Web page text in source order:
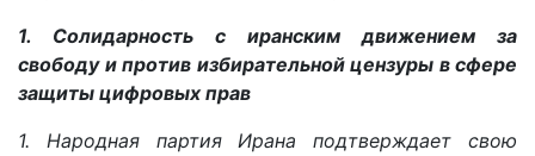
1. Солидарность с иранским движением за
свободу и против избирательной цензуры в сфере
защиты цифровых прав
1. Народная партия Ирана подтверждает свою